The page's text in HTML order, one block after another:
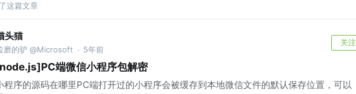
这篇文章
头猫
磨的驴 @Microsoft · 5年前
关注
端微信小程序包解密
程序的源码在哪里PC端打开过的小程序会被缓存到本地微信文件的默认保存位置，可以